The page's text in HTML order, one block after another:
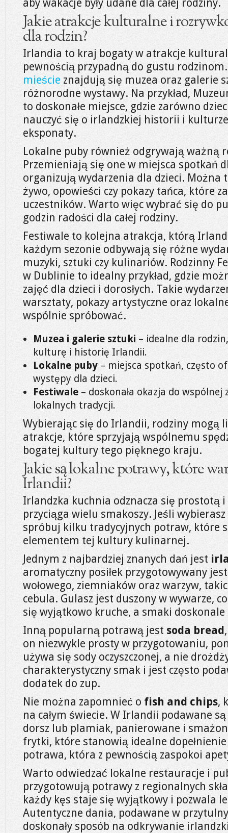
aby wakacje były udane dla całej rodziny.
Jakie atrakcje kulturalne i
dla rodzin?
Irlandia to kraj bogaty w atrakcje
pewnością przypadną do gustu
mieście znajdują się muzea oraz galerie
różnorodne wystawy. Na przykład,
to doskonałe miejsce, gdzie zarówno
nauczyć się o irlandzkiej historii i
eksponaty.
Lokalne puby również odgrywają ważną
Przemieniają się one w miejsca spotkań
organizują wydarzenia dla dzieci. Można
żywo, opowieści czy pokazy tańca, które
uczestników. Warto więc wybrać się do
godzin radości dla całej rodziny.
Festiwale to kolejna atrakcja, którą
każdym sezonie odbywają się różne
muzyki, sztuki czy kulinariów. Rodzinny
w Dublinie to idealny przykład, gdzie
zajęć dla dzieci i dorosłych. Takie
warsztaty, pokazy artystyczne oraz
wspólnie spróbować.
Muzea i galerie sztuki – idealne dla
kulturę i historię Irlandii.
Lokalne puby – miejsca spotkań, często
występy dla dzieci.
Festiwale – doskonała okazja do
lokalnych tradycji.
Wybierając się do Irlandii, rodziny mogą
atrakcje, które sprzyjają wspólnemu
bogatej kultury tego pięknego kraju.
Jakie są lokalne potrawy, które
Irlandii?
Irlandzka kuchnia odznacza się prostotą
przyciąga wielu smakoszy. Jeśli
spróbuj kilku tradycyjnych potraw, które
elementem tej kultury kulinarnej.
Jednym z najbardziej znanych dań jest
aromatyczny posiłek przygotowywany
wołowego, ziemniaków oraz warzyw,
cebula. Gulasz jest duszony w wywarze,
się wyjątkowo kruche, a smaki
Inną popularną potrawą jest soda bread
on niezwykle prosty w przygotowaniu,
używa się sody oczyszczonej, a nie
charakterystyczny smak i jest często
dodatek do zup.
Nie można zapomnieć o fish and chips,
na całym świecie. W Irlandii podawane
dorsz lub plamiak, panierowane i
frytki, które stanowią idealne
potrawa, która z pewnością zaspokoi
Warto odwiedzać lokalne restauracje i
przygotowują potrawy z regionalnych
każdy kęs staje się wyjątkowy i pozwala
Autentyczne dania, podawane w
doskonały sposób na odkrywanie